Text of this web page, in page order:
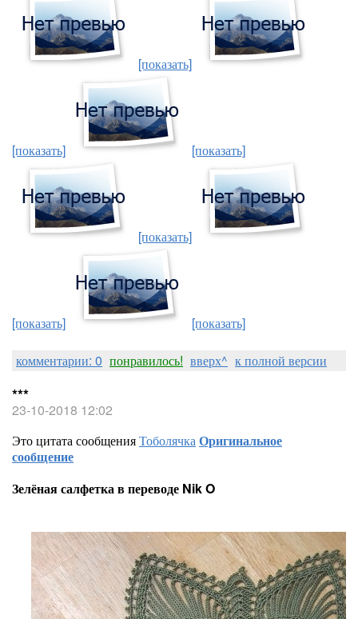
[показать]
[показать] [показать]
[показать]
[показать] [показать]
комментарии: 0 понравилось! вверх^ к полной версии
***
23-10-2018 12:02
Это цитата сообщенияТоболячкаОригинальное
сообщение
Зелёная салфетка в переводе Nik O